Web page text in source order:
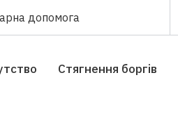
допомога
Стягнення боргiв